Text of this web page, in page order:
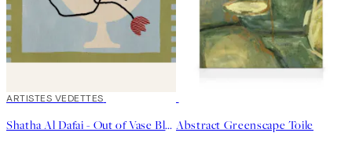
40%*
ARTISTES VEDETTES
Shatha Al Dafai - Out of Vase Blooms 6 Affiche Abstract Greenscape Toile